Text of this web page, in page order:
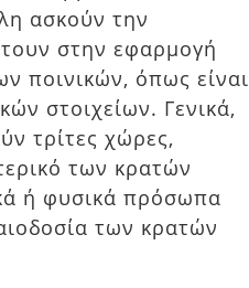
ασκούν την
στην εφαρμογή
ποινικών, όπως είναι
στοιχείων. Γενικά,
τρίτες χώρες,
των κρατών
ή φυσικά πρόσωπα
των κρατών